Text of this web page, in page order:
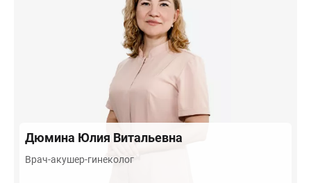
Дюмина Юлия Витальевна
Врач-акушер-гинеколог